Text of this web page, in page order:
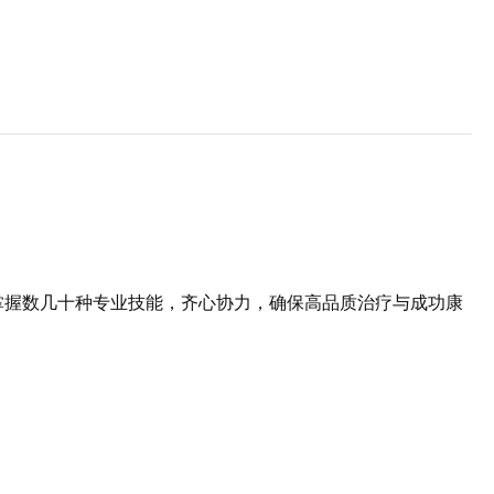
数几十种专业技能，齐心协力，确保高品质治疗与成功康